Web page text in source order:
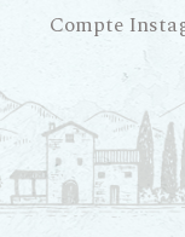
Compte